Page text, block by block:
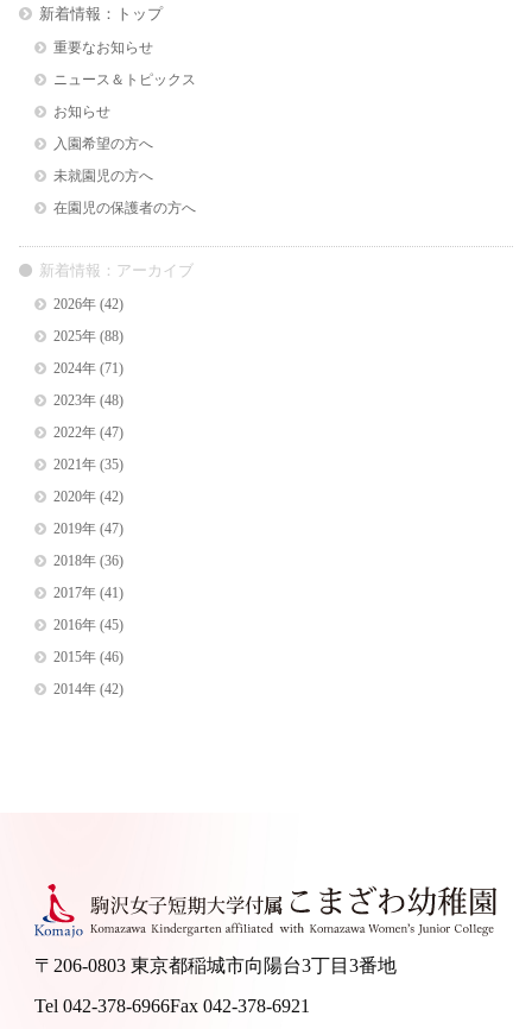
新着情報：トップ
重要なお知らせ
ニュース＆トピックス
お知らせ
入園希望の方へ
未就園児の方へ
在園児の保護者の方へ
新着情報：アーカイブ
2026年(42)
2025年(88)
2024年(71)
2023年(48)
2022年(47)
2021年(35)
2020年(42)
2019年(47)
2018年(36)
2017年(41)
2016年(45)
2015年(46)
2014年(42)
〒206-0803 東京都稲城市向陽台3丁目3番地
Tel 042-378-6966Fax 042-378-6921